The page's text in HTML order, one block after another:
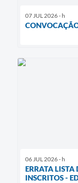
07 JUL 2026 - h
06 JUL 2026 - h
ERRATA
INSCRITOS -